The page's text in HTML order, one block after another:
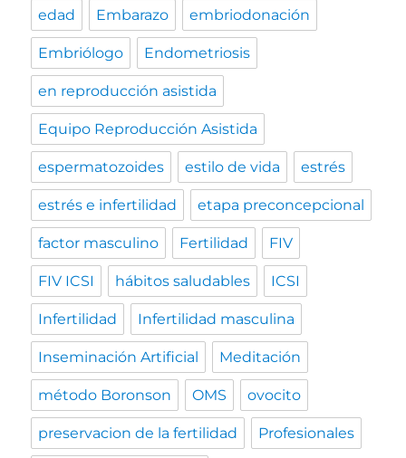
edad Embarazo embriodonación
Embriólogo Endometriosis
en reproducción asistida
Equipo Reproducción Asistida
espermatozoides estilo de vida estrés
estrés e infertilidad etapa preconcepcional
factor masculino Fertilidad FIV
FIV ICSI hábitos saludables ICSI
Infertilidad Infertilidad masculina
Inseminación Artificial Meditación
método Boronson OMS ovocito
preservacion de la fertilidad Profesionales